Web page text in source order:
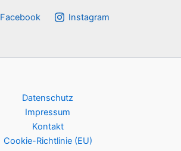
Facebook Instagram
Datenschutz
Impressum
Kontakt
Cookie-Richtlinie (EU)